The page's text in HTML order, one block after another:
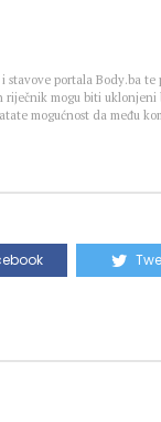
portala Body.ba te
riječnik mogu biti
mogućnost da među